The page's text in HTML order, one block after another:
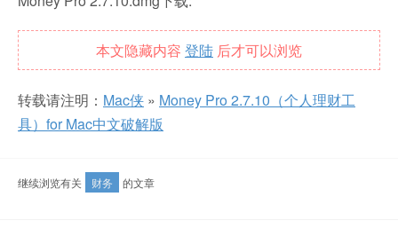
本文隐藏内容 登陆 后才可以浏览
转载请注明： Mac侠 » Money Pro 2.7.10（个人理财工
具）for Mac中文破解版
继续浏览有关 财务 的文章